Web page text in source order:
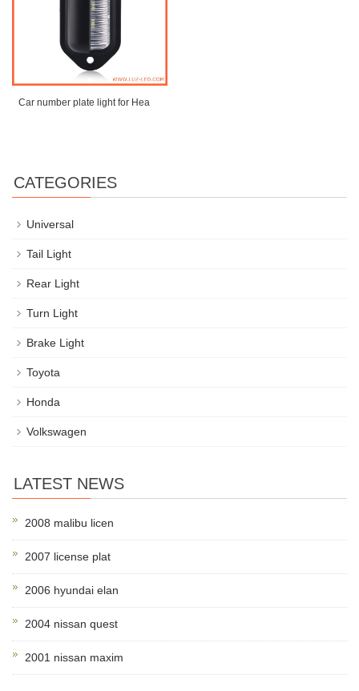
Car number plate light for Hea
CATEGORIES
Universal
Tail Light
Rear Light
Turn Light
Brake Light
Toyota
Honda
Volkswagen
LATEST NEWS
2008 malibu licen
2007 license plat
2006 hyundai elan
2004 nissan quest
2001 nissan maxim